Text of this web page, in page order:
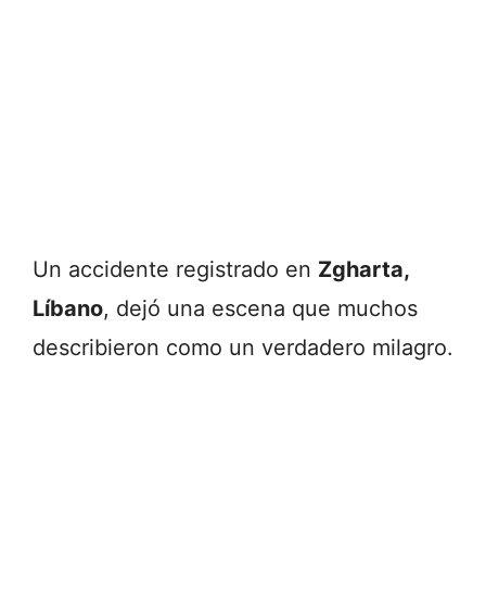
Un accidente registrado en Zgharta,
Líbano, dejó una escena que muchos
describieron como un verdadero milagro.